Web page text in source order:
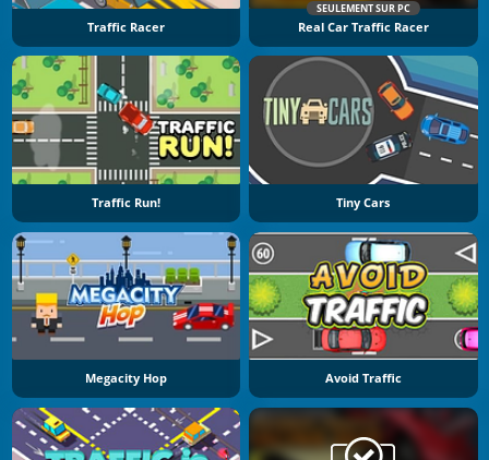
Traffic Racer
SEULEMENT SUR PC
Real Car Traffic Racer
Traffic Run! Tiny Cars
Megacity Hop Avoid Traffic